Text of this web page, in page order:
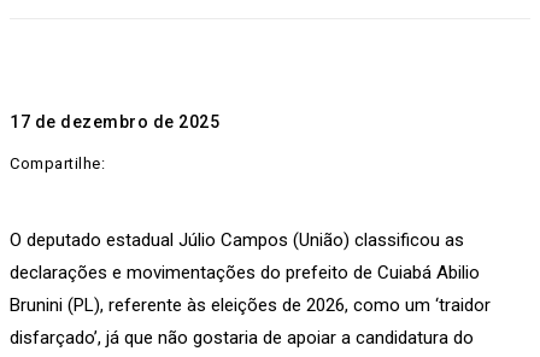
17 de dezembro de 2025
Compartilhe:
O deputado estadual Júlio Campos (União) classificou as
declarações e movimentações do prefeito de Cuiabá Abilio
Brunini (PL), referente às eleições de 2026, como um ‘traidor
disfarçado’, já que não gostaria de apoiar a candidatura do